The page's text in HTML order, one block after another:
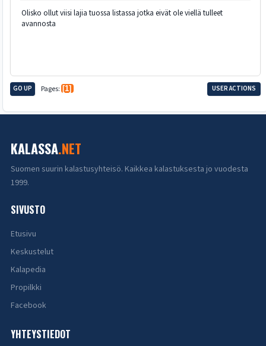
Olisko ollut viisi lajia tuossa listassa jotka eivät ole viellä tulleet
avannosta
GO UP Pages 1 USER ACTIONS
KALASSA.NET
Suomen suurin kalastusyhteisö. Kaikkea kalastuksesta jo vuodesta
1999.
SIVUSTO
Etusivu
Keskustelut
Kalapedia
Propilkki
Facebook
YHTEYSTIEDOT